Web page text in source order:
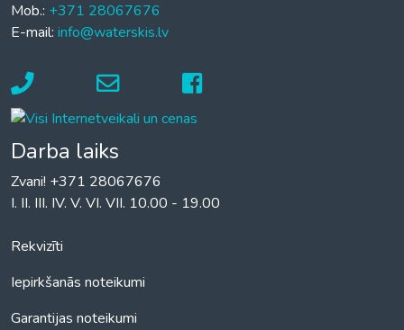
Mob.: +371 28067676
E-mail: info@waterskis.lv
Darba laiks
Zvani! +371 28067676
I. II. III. IV. V. VI. VII. 10.00 - 19.00
Rekvizīti
Iepirkšanās noteikumi
Garantijas noteikumi